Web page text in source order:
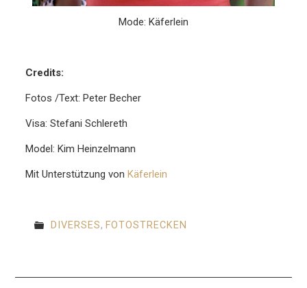
Mode: Käferlein
Credits:
Fotos /Text: Peter Becher
Visa: Stefani Schlereth
Model: Kim Heinzelmann
Mit Unterstützung vonKäferlein
DIVERSES, FOTOSTRECKEN